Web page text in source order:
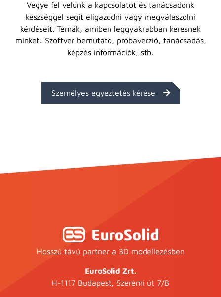
Vegye fel velünk a kapcsolatot és tanácsadónk
készséggel segít eligazodni vagy megválaszolni
kérdéseit. Témák, amiben leggyakrabban keresnek
minket: Szoftver bemutató, próbaverzió, tanácsadás,
képzés információk, stb.
Személyes egyeztetés kérése
Hosszú távú partner a 3D modellezésben
EuroSolid Zrt.
H-1117 Budapest, Szerémi út 7/B